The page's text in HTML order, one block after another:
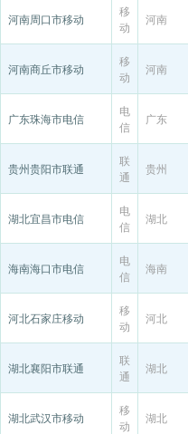
河南周口市移动
移
动
河南
河南商丘市移动
移
动
河南
广东珠海市电信
电
信
广东
贵州贵阳市联通
联
通
贵州
湖北宜昌市电信
电
信
湖北
海南海口市电信
电
信
海南
河北石家庄移动
移
动
河北
湖北襄阳市联通
联
通
湖北
湖北武汉市移动
移
动
湖北